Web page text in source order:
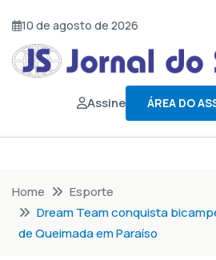
10 de agosto de 2026
Assine ÁREA DO
Home
Esporte
Dream Team conquista
de Queimada em Paraíso